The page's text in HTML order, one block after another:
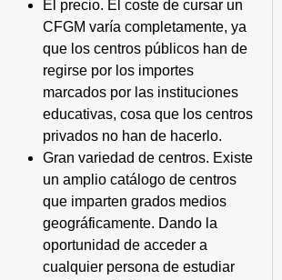
El precio. El coste de cursar un
CFGM varía completamente, ya
que los centros públicos han de
regirse por los importes
marcados por las instituciones
educativas, cosa que los centros
privados no han de hacerlo.
Gran variedad de centros. Existe
un amplio catálogo de centros
que imparten grados medios
geográficamente. Dando la
oportunidad de acceder a
cualquier persona de estudiar